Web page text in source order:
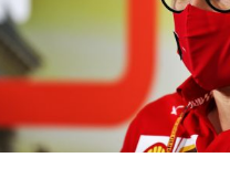
VERENIGDE STATEN 2026